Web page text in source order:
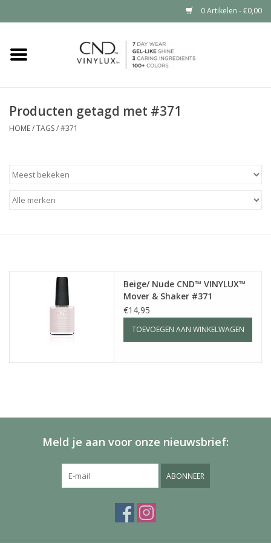
0 Artikelen - €0,00
Home
Nailart voor jou
Producten getagd met #371
HOME/TAGS/#371
Beige/ Nude CND™ VINYLUX™
Mover & Shaker #371
€14,95
TOEVOEGEN AAN WINKELWAGEN
Meld je aan voor onze nieuwsbrief:
ABONNEER